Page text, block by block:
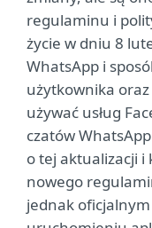
regulaminu i
życie w dniu 8
WhatsApp i
użytkownika
używać usług
czatów
o tej aktualizacji i
nowego
jednak